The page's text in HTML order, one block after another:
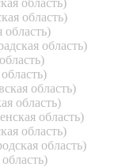
область)
область)
область)
область)
область)
область)
область)
область)
область)